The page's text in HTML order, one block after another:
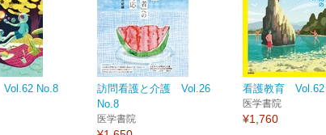
No.8
訪問看護と介護 Vol.26
No.8
医学書院
看護教育 Vol.62
医学書院
¥1,760